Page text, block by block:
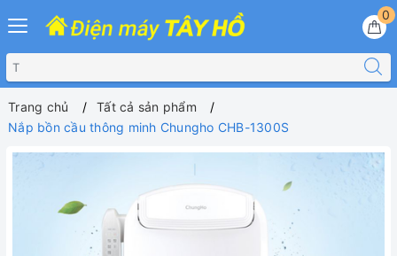
0
Trang chủ
Tất cả sản phẩm
Nắp bồn cầu thông minh Chungho CHB-1300S